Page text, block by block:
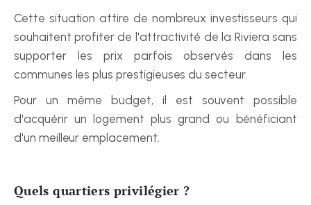
Cette situation attire de nombreux investisseurs qui
souhaitent profiter de l'attractivité de la Riviera sans
supporter les prix parfois observés dans les
communes les plus prestigieuses du secteur.
Pour un même budget, il est souvent possible
d'acquérir un logement plus grand ou bénéficiant
d'un meilleur emplacement.
Quels quartiers privilégier ?